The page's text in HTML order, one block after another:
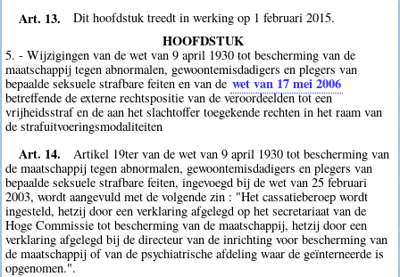
Art. 13. Dit hoofdstuk treedt in werking op 1 februari 2015.
HOOFDSTUK
5. - Wijzigingen van de wet van 9 april 1930 tot bescherming van de
maatschappij tegen abnormalen, gewoontemisdadigers en plegers van
bepaalde seksuele strafbare feiten en van de wet van 17 mei 2006
betreffende de externe rechtspositie van de veroordeelden tot een
vrijheidsstraf en de aan het slachtoffer toegekende rechten in het raam van
de strafuitvoeringsmodaliteiten
Art. 14.
Artikel 19ter van de wet van 9 april 1930 tot bescherming van
de maatschappij tegen abnormalen, gewoontemisdadigers en plegers van
bepaalde seksuele strafbare feiten, ingevoegd bij de wet van 25 februari
2003, wordt aangevuld met de volgende zin : "Het cassatieberoep wordt
ingesteld, hetzij door een verklaring afgelegd op het secretariaat van de
Hoge Commissie tot bescherming van de maatschappij, hetzij door een
verklaring afgelegd bij de directeur van de inrichting voor bescherming van
de maatschappij of van de psychiatrische afdeling waar de geïnterneerde is
opgenomen.".